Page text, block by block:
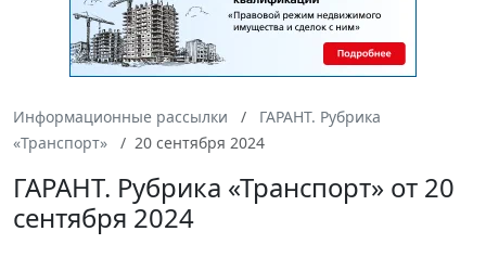
Информационные рассылки
ГАРАНТ. Рубрика
«Транспорт»
20 сентября 2024
ГАРАНТ. Рубрика «Транспорт» от 20
сентября 2024